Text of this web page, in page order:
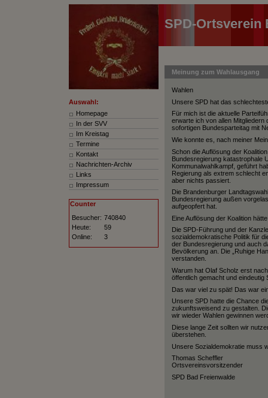
SPD-Ortsverein
Auswahl:
Homepage
In der SVV
Im Kreistag
Termine
Kontakt
Nachrichten-Archiv
Links
Impressum
Counter
Besucher: 740840
Heute:
59
Online:
3
Meinung zum Wahlausgang
Wahlen
Unsere SPD hat das
Für mich ist die aktuelle
erwarte ich von allen
sofortigen Bundesparteitag mit
Wie konnte es, nach meiner
Schon die Auflösung der
Bundesregierung katastrophale
Kommunalwahlkampf, geführt
Regierung als extrem schlecht
aber nichts passiert.
Die Brandenburger
Bundesregierung außen
aufgeopfert hat.
Eine Auflösung der Koalition
Die SPD-Führung und der
sozialdemokratische Politik für
der Bundesregierung und auch
Bevölkerung an. Die „Ruhige
verstanden.
Warum hat Olaf Scholz erst
öffentlich gemacht und eindeutig
Das war viel zu spät! Das war
Unsere SPD hatte die Chance
zukunftsweisend zu gestalten.
wir wieder Wahlen gewinnen
Diese lange Zeit sollten wir
überstehen.
Unsere Sozialdemokratie muss
Thomas Scheffler
Ortsvereinsvorsitzender
SPD Bad Freienwalde